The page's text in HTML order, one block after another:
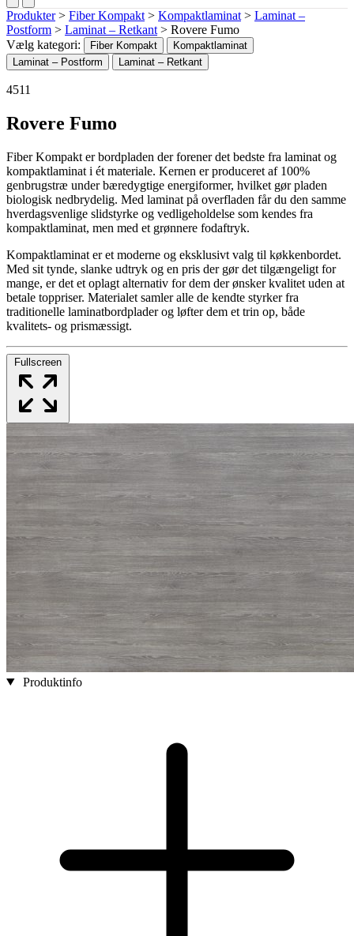
Produkter > Fiber Kompakt > Kompaktlaminat > Laminat –
Postform > Laminat – Retkant > Rovere Fumo
Vælg kategori:
Fiber Kompakt
Kompaktlaminat
Laminat – Postform
Laminat – Retkant
4511
Rovere Fumo
Fiber Kompakt er bordpladen der forener det bedste fra laminat og
kompaktlaminat i ét materiale. Kernen er produceret af 100%
genbrugstræ under bæredygtige energiformer, hvilket gør pladen
biologisk nedbrydelig. Med laminat på overfladen får du den samme
hverdagsvenlige slidstyrke og vedligeholdelse som kendes fra
kompaktlaminat, men med et grønnere fodaftryk.
Kompaktlaminat er et moderne og eksklusivt valg til køkkenbordet.
Med sit tynde, slanke udtryk og en pris der gør det tilgængeligt for
mange, er det et oplagt alternativ for dem der ønsker kvalitet uden at
betale toppriser. Materialet samler alle de kendte styrker fra
traditionelle laminatbordplader og løfter dem et trin op, både
kvalitets- og prismæssigt.
Fullscreen
Produktinfo